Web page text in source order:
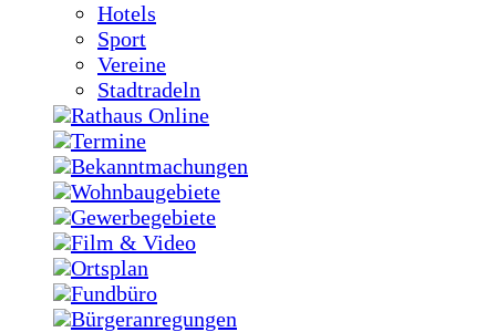
Hotels
Sport
Vereine
Stadtradeln
Rathaus Online
Termine
Bekanntmachungen
Wohnbaugebiete
Gewerbegebiete
Film & Video
Ortsplan
Fundbüro
Bürgeranregungen